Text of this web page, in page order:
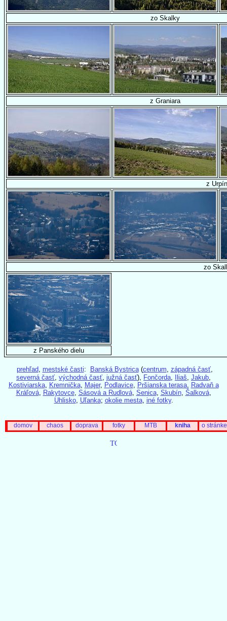
zo Skalky
z Graniara
z
zo
z Panského dielu
prehľad, mestské časti: Banská Bystrica(centrum, západná časť,
severná časť, východná časť, južná časť), Fončorda, Iliaš, Jakub,
Kostiviarska, Kremnička, Majer, Podlavice, Pršianska terasa, Radvaň a
Kráľová, Rakytovce, Sásová a Rudlová, Senica, Skubín, Šalková,
Uhlisko, Uľanka; okolie mesta, iné fotky.
domov chaos doprava fotky MTB kniha o stránke